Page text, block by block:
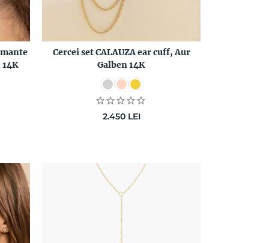
Cercei set CALAUZA ear cuff, Aur
Galben 14K
2.450 LEI